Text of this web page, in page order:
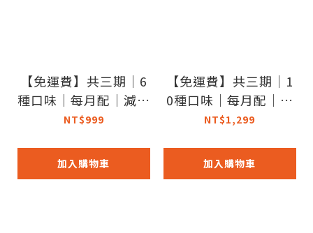
【免運費】共三期｜6
種口味｜每月配｜減醣
歐包定期購｜最低$79
NT$999
加入購物車
【免運費】共三期｜1
0種口味｜每月配｜減
醣貝果定期購｜最低
NT$1,299
加入購物車